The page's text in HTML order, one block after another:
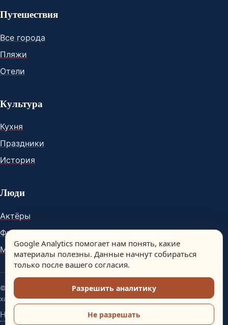
Путешествия
Все города
Пляжи
Отели
Культура
Кухня
Праздники
История
Люди
Актёры
Футболисты
Музыканты
© Spain Dream. Материалы сайта носят информационный
характер.
Настройки аналитики
Google Analytics помогает нам понять, какие
материалы полезны. Данные начнут собираться
только после вашего согласия.
Разрешить аналитику
Не разрешать